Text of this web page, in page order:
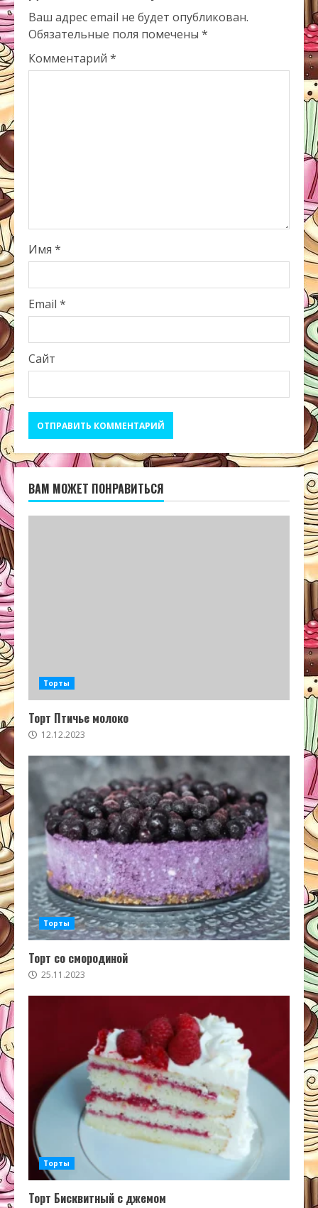
Ваш адрес email не будет опубликован.
Обязательные поля помечены *
Комментарий *
Имя *
Email *
Сайт
ВАМ МОЖЕТ ПОНРАВИТЬСЯ
Торты
Торт Птичье молоко
12.12.2023
Торты
Торт со смородиной
25.11.2023
Торты
Торт Бисквитный с джемом